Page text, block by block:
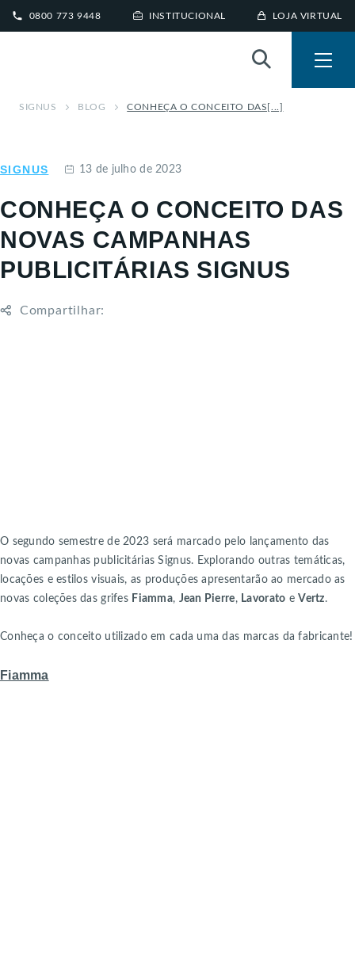
0800 773 9448 INSTITUCIONAL LOJA VIRTUAL
SIGNUS BLOG CONHEÇA O CONCEITO DAS[...]
SIGNUS 13 de julho de 2023
CONHEÇA O CONCEITO DAS
NOVAS CAMPANHAS
PUBLICITÁRIAS SIGNUS
Compartilhar:
O segundo semestre de 2023 será marcado pelo lançamento das
novas campanhas publicitárias Signus. Explorando outras temáticas,
locações e estilos visuais, as produções apresentarão ao mercado as
novas coleções das grifes Fiamma, Jean Pierre, Lavorato eVertz.
Conheça o conceito utilizado em cada uma das marcas da fabricante!
Fiamma